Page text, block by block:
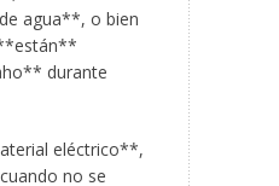
agua**, o bien
durante
eléctrico**,
no se